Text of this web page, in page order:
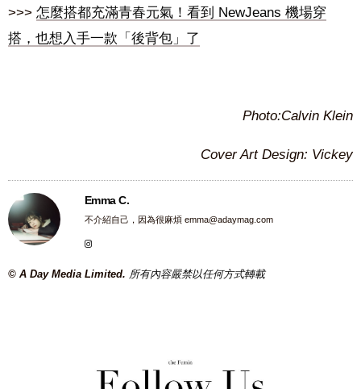
>>> 怎麼搭都充滿青春元氣！看到 NewJeans 機場穿
搭，也想入手一款「後背包」了
Photo:Calvin Klein
Cover Art Design: Vickey
Emma C.
不介紹自己，因為很麻煩 emma@adaymag.com
© A Day Media Limited. 所有內容嚴禁以任何方式轉載